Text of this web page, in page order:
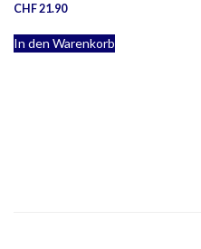
CHF21.90
In den Warenkorb